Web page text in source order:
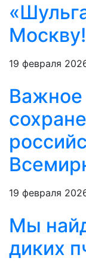
Москву!
19 февраля
19 февраля
Мы
диких